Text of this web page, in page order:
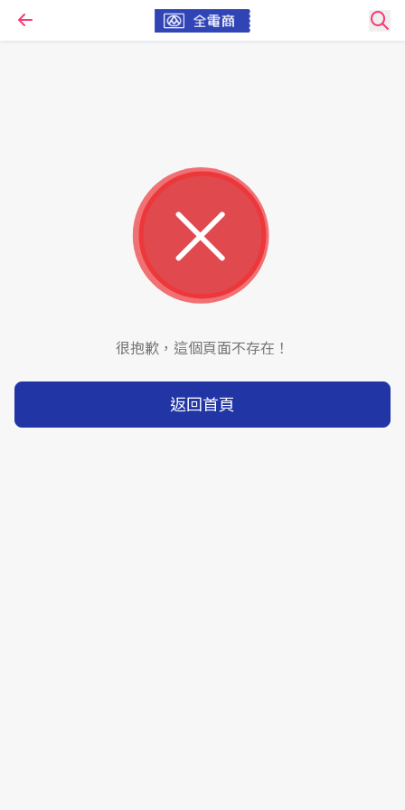
很抱歉，這個頁面不存在！
返回首頁